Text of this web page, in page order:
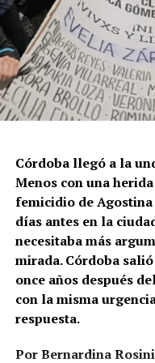
Córdoba llegó a la
Menos con una
femicidio de Agostina
días antes en la
necesitaba más
mirada. Córdoba
once años después
con la misma
respuesta.
Por Bernardina Rosini